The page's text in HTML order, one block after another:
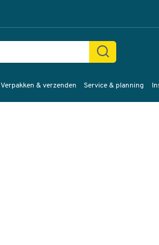
Verpakken & verzenden Service & planning
Afbeeldingen Video's